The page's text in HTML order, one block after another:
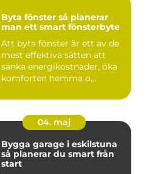
Byta fönster så planerar
man ett smart fönsterbyte
Att byta fönster är ett av de
mest effektiva sätten att
sänka energikostnader, öka
komforten hemma o...
04. maj
Bygga garage i eskilstuna
så planerar du smart från
start